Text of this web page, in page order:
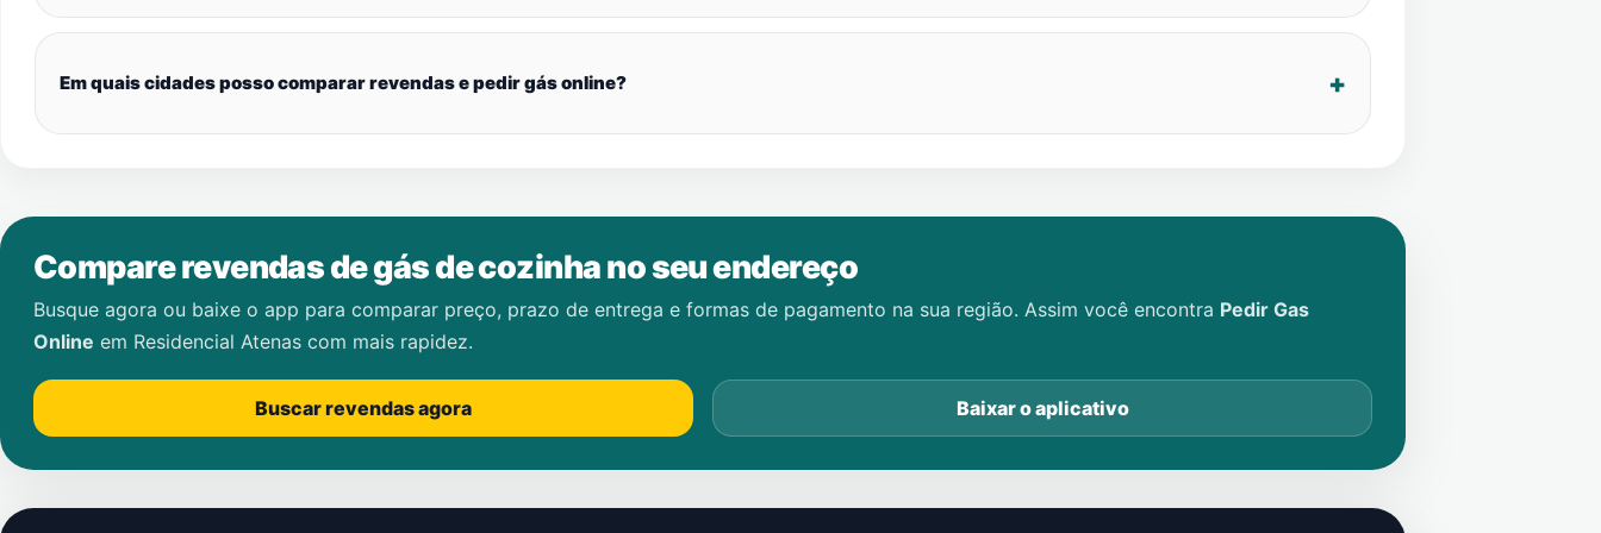
Em quais cidades posso comparar revendas e pedir gás online?
Compare revendas de gás de cozinha no seu endereço
Busque agora ou baixe o app para comparar preço, prazo de entrega e formas de pagamento na sua região. Assim você encontra Pedir Gas
Online em Residencial Atenas com mais rapidez.
Buscar revendas agora Baixar o aplicativo